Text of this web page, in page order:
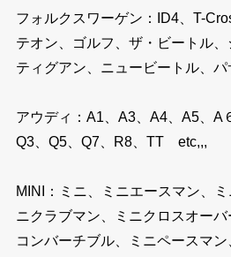
フォルクスワーゲン：ID4、T-
テオン、ゴルフ、ザ・ビートル、
ティグアン、ニュービートル、
アウディ：A1、A3、A4、A5、A
Q3、Q5、Q7、R8、TT etc,,,
MINI：ミニ、ミニエースマン、
ニクラブマン、ミニクロスオー
コンバーチブル、ミニペースマ